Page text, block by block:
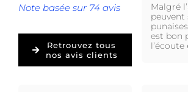
Note basée sur 74 avis
Retrouvez tous
nos avis clients
Malgré
peuvent
est bon
l’écoute